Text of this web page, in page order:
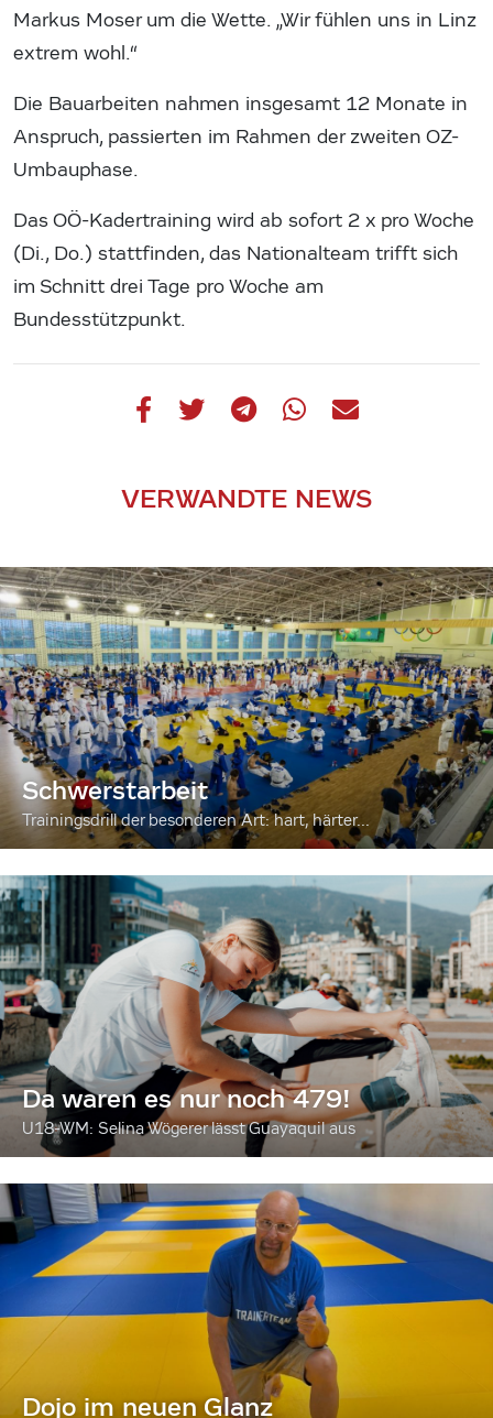
Markus Moser um die Wette. „Wir fühlen uns in Linz
extrem wohl.“
Die Bauarbeiten nahmen insgesamt 12 Monate in
Anspruch, passierten im Rahmen der zweiten OZ-
Umbauphase.
Das OÖ-Kadertraining wird ab sofort 2 x pro Woche
(Di., Do.) stattfinden, das Nationalteam trifft sich
im Schnitt drei Tage pro Woche am
Bundesstützpunkt.
VERWANDTE NEWS
Schwerstarbeit
Trainingsdrill der besonderen Art: hart, härter...
Da waren es nur noch 479!
U18-WM: Selina Wögerer lässt Guayaquil aus
Dojo im neuen Glanz